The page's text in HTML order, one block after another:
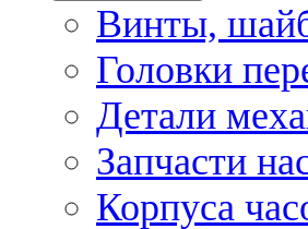
Винты,
Головки
Детали
Запчасти
Корпуса